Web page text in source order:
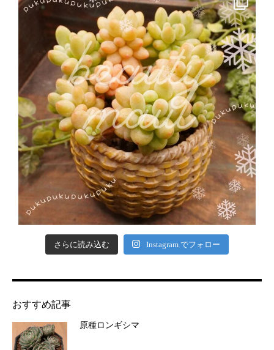
さらに読み込む Instagram でフォロー
おすすめ記事
原種ロンギシマ